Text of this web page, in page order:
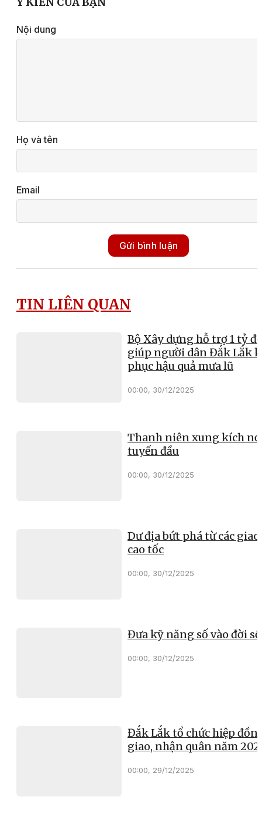
Nội dung
Họ và tên
Email
Gửi bình luận
TIN LIÊN QUAN
Bộ Xây dựng hỗ trợ 1 tỷ
giúp người dân Đắk Lắk
phục hậu quả mưa lũ
00:00, 30/12/2025
Thanh niên xung kích
tuyến đầu
00:00, 30/12/2025
Dư địa bứt phá từ các
cao tốc
00:00, 30/12/2025
Đưa kỹ năng số vào đời
00:00, 30/12/2025
Đắk Lắk tổ chức hiệp
giao, nhận quân năm
00:00, 29/12/2025